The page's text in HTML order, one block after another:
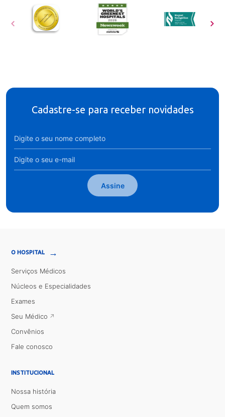
Cadastre-se para receber novidades
Assine
O HOSPITAL →
Serviços Médicos
Núcleos e Especialidades
Exames
Seu Médico
Convênios
Fale conosco
INSTITUCIONAL
Nossa história
Quem somos